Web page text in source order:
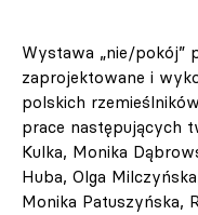
Wystawa „nie/pokój”
zaprojektowane i
polskich
prace następujących
Kulka, Monika
Huba, Olga
Monika Patuszyńska,